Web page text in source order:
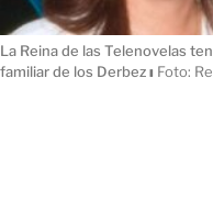
La Reina de las Telenovelas
familiar de los Derbezı Foto: